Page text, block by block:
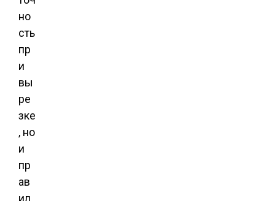
но
сть
пр
и
вы
ре
зке
, но
и
пр
ав
ил